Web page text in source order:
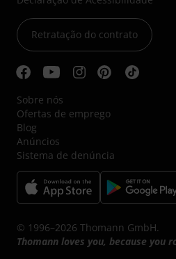
Retratação do contrato
Sobre nós
Ofertas de emprego
Blog
Anúncios
Sistema de denúncia
© 1996–2026 Thomann GmbH.
Thomann loves you, because you